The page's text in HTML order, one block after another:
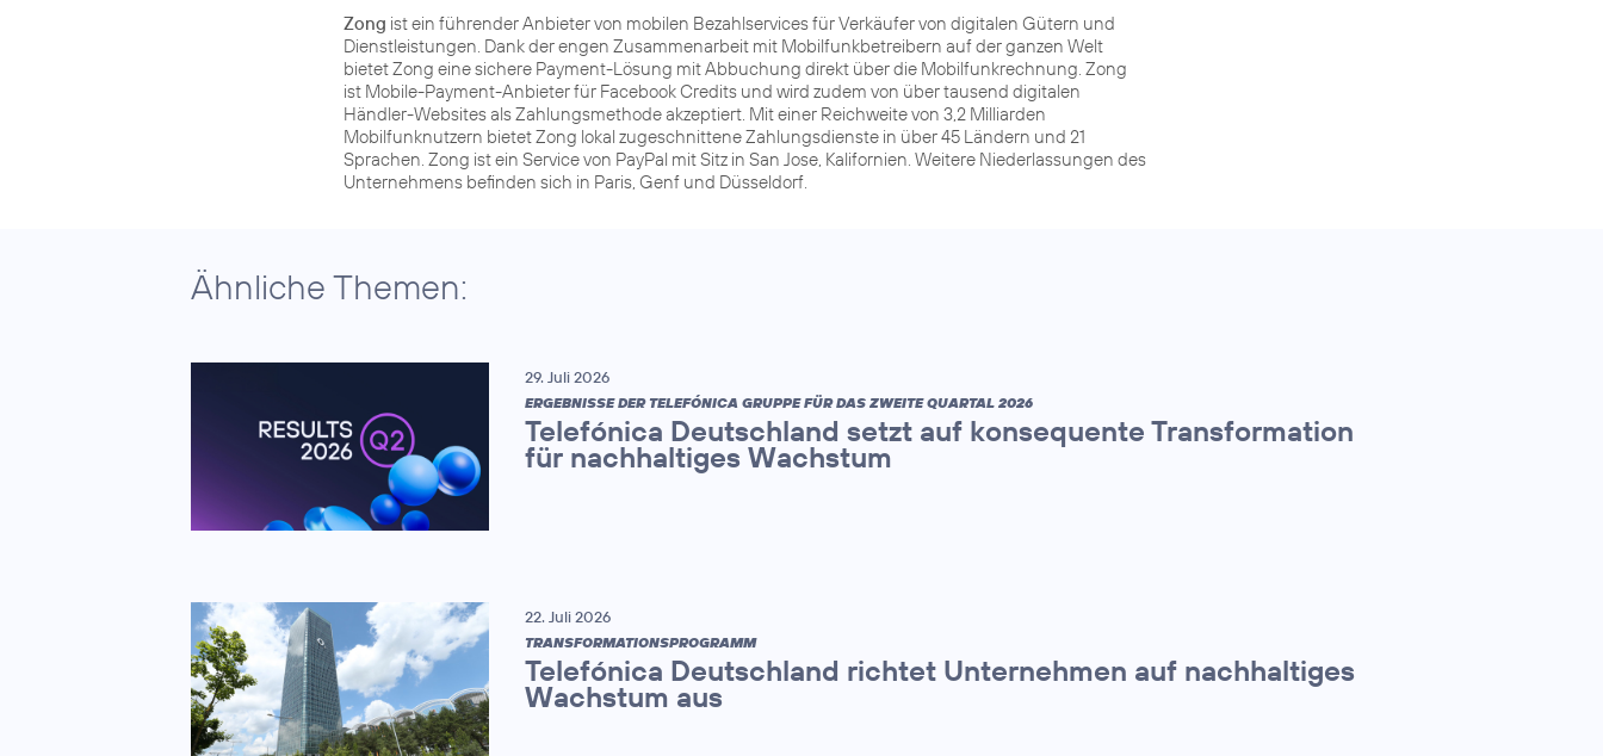
Zong ist ein führender Anbieter von mobilen Bezahlservices für Verkäufer von digitalen Gütern und
Dienstleistungen. Dank der engen Zusammenarbeit mit Mobilfunkbetreibern auf der ganzen Welt
bietet Zong eine sichere Payment-Lösung mit Abbuchung direkt über die Mobilfunkrechnung. Zong
ist Mobile-Payment-Anbieter für Facebook Credits und wird zudem von über tausend digitalen
Händler-Websites als Zahlungsmethode akzeptiert. Mit einer Reichweite von 3,2 Milliarden
Mobilfunknutzern bietet Zong lokal zugeschnittene Zahlungsdienste in über 45 Ländern und 21
Sprachen. Zong ist ein Service von PayPal mit Sitz in San Jose, Kalifornien. Weitere Niederlassungen des
Unternehmens befinden sich in Paris, Genf und Düsseldorf.
Ähnliche Themen:
29. Juli 2026
ERGEBNISSE DER TELEFÓNICA GRUPPE FÜR DAS ZWEITE QUARTAL 2026
Telefónica Deutschland setzt auf konsequente Transformation
für nachhaltiges Wachstum
22. Juli 2026
TRANSFORMATIONSPROGRAMM
Telefónica Deutschland richtet Unternehmen auf nachhaltiges
Wachstum aus